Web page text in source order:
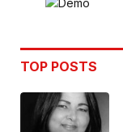
TOP POSTS